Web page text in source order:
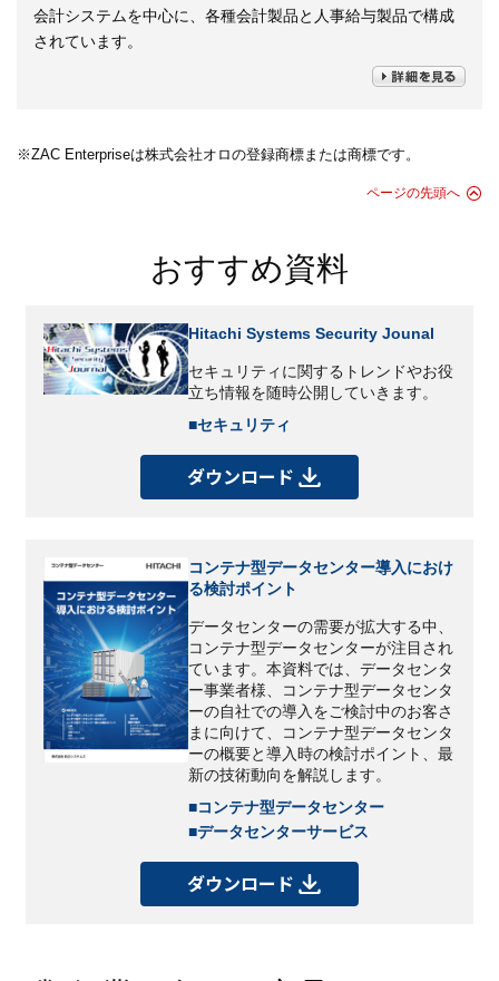
会計システムを中心に、各種会計製品と人事給与製品で構成
されています。
※ZAC Enterpriseは株式会社オロの登録商標または商標です。
ページの先頭へ
おすすめ資料
Hitachi Systems Security Jounal
セキュリティに関するトレンドやお役
立ち情報を随時公開していきます。
■セキュリティ
ダウンロード
コンテナ型データセンター導入におけ
る検討ポイント
データセンターの需要が拡大する中、
コンテナ型データセンターが注目され
ています。本資料では、データセンタ
ー事業者様、コンテナ型データセンタ
ーの自社での導入をご検討中のお客さ
まに向けて、コンテナ型データセンタ
ーの概要と導入時の検討ポイント、最
新の技術動向を解説します。
■コンテナ型データセンター
■データセンターサービス
ダウンロード